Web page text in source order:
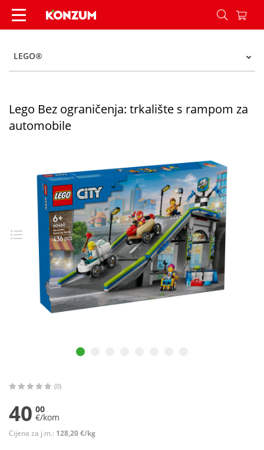
Lego Bez ograničenja: trkalište s rampom za
LEGO®
Lego Bez ograničenja: trkalište s rampom za
automobile
(0)
40 00
€/kom
Cijena za j.m.: 128,20 €/kg